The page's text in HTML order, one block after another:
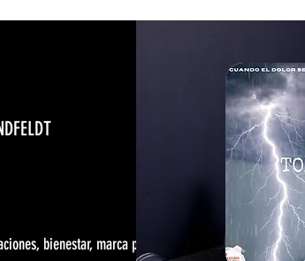
bienestar, marca personal,